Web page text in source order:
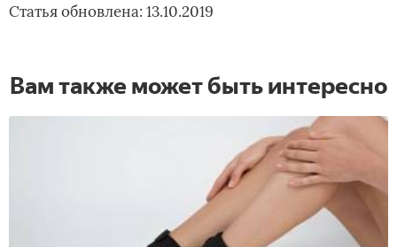
Статья обновлена: 13.10.2019
Вам также может быть интересно